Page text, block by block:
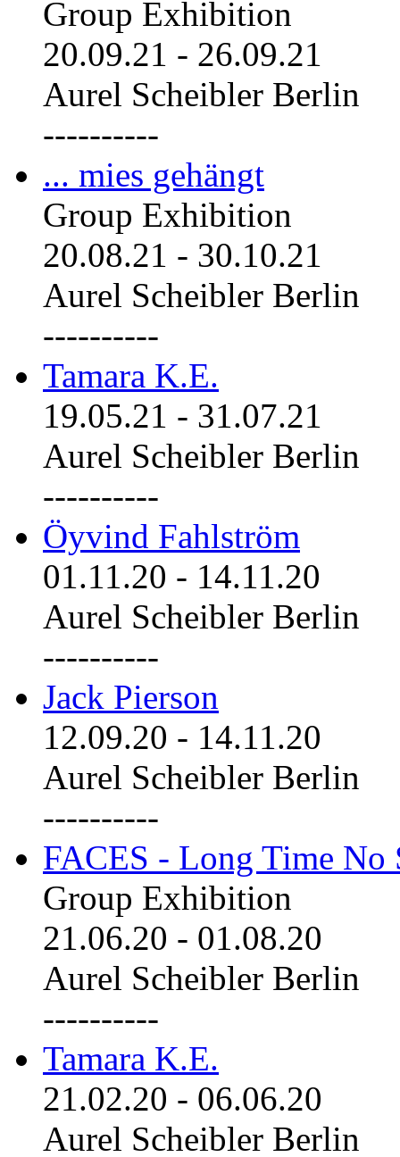
Group Exhibition
20.09.21 - 26.09.21
Aurel Scheibler Berlin
----------
... mies gehängt
Group Exhibition
20.08.21 - 30.10.21
Aurel Scheibler Berlin
----------
Tamara K.E.
19.05.21 - 31.07.21
Aurel Scheibler Berlin
----------
Öyvind Fahlström
01.11.20 - 14.11.20
Aurel Scheibler Berlin
----------
Jack Pierson
12.09.20 - 14.11.20
Aurel Scheibler Berlin
----------
FACES - Long Time No
Group Exhibition
21.06.20 - 01.08.20
Aurel Scheibler Berlin
----------
Tamara K.E.
21.02.20 - 06.06.20
Aurel Scheibler Berlin